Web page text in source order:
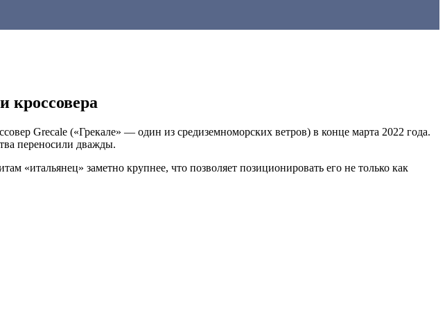
кроссовера
Grecale («Грекале» — один из средиземноморских ветров) в конце марта 2022 года.
переносили дважды.
«итальянец» заметно крупнее, что позволяет позиционировать его не только как